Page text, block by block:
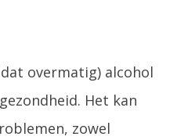
overmatig) alcohol
Het kan
zowel